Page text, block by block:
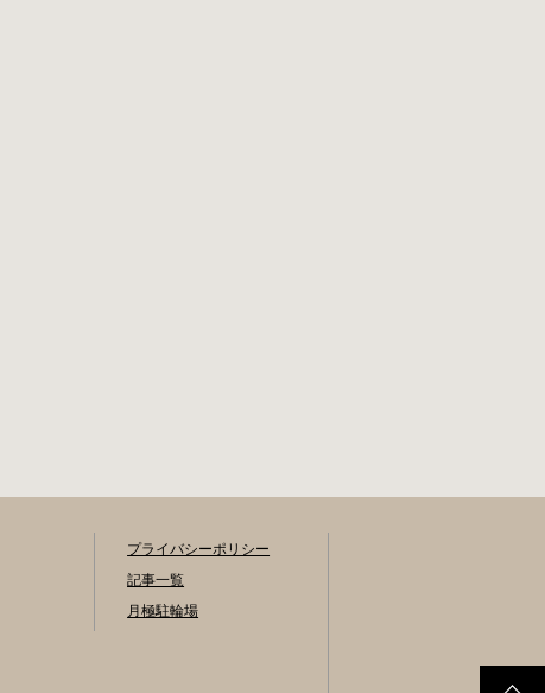
プライバシーポリシー
記事一覧
月極駐輪場